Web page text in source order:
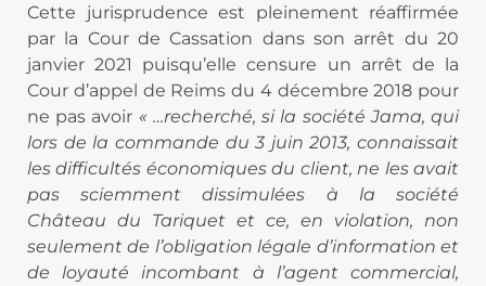
Cette jurisprudence est pleinement réaffirmée
par la Cour de Cassation dans son arrêt du 20
janvier 2021 puisqu’elle censure un arrêt de la
Cour d’appel de Reims du 4 décembre 2018 pour
ne pas avoir « …recherché, si la société Jama, qui
lors de la commande du 3 juin 2013, connaissait
les difficultés économiques du client, ne les avait
pas sciemment dissimulées à la société
Château du Tariquet et ce, en violation, non
seulement de l’obligation légale d’information et
de loyauté incombant à l’agent commercial,